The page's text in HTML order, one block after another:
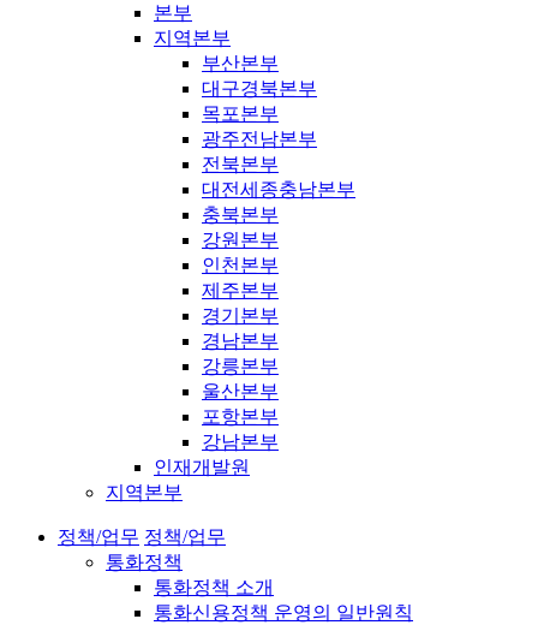
본부
지역본부
부산본부
대구경북본부
목포본부
광주전남본부
전북본부
대전세종충남본부
충북본부
강원본부
인천본부
제주본부
경기본부
경남본부
강릉본부
울산본부
포항본부
강남본부
인재개발원
지역본부
정책/업무 정책/업무
통화정책
통화정책 소개
통화신용정책 운영의 일반원칙